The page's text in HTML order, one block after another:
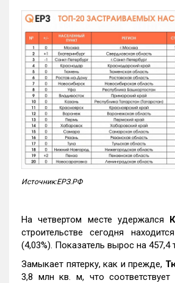
Источник:ЕРЗ.РФ
На четвертом месте удержался
строительстве сегодня
(4,03%). Показатель вырос на 457,4
Замыкает пятерку, как и прежде,
3,8 млн кв. м, что